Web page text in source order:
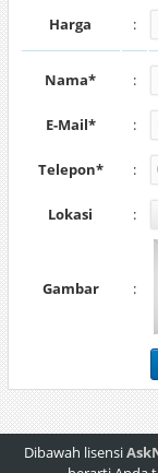
Harga :
Nama* :
E-Mail* :
Telepon* :
Lokasi :
Gambar :
Dibawah lisensi